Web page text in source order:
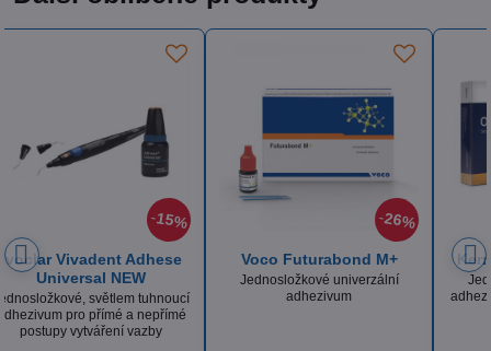
Kerr Optibond Universal
Jednosložkové univerzální
adhezivum pro všechny techniky
leptání
Kerr Optibond All-In-One
Jednokrokový bond pro
samoleptací techniku